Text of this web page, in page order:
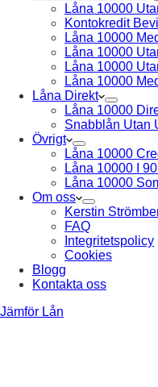
Låna 10000
Kontokredit
Låna 10000
Låna 10000
Låna 10000
Låna 10000
Låna Direkt
Låna 10000
Snabblån Utan
Övrigt
Låna 10000
Låna 10000 I
Låna 10000
Om oss
Kerstin
FAQ
Integritetspolicy
Cookies
Blogg
Kontakta oss
Jämför Lån